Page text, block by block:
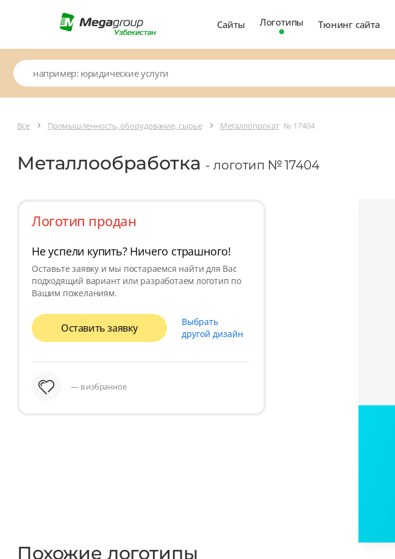
Сайты Логотипы Тюнинг сайта
Все Промышленность, оборудование, сырье Металлопрокат № 17404
Металлообработка - логотип № 17404
Логотип продан
Не успели купить? Ничего страшного!
Оставьте заявку и мы постараемся найти для Вас
подходящий вариант или разработаем логотип по
Вашим пожеланиям.
Оставить заявку
Выбрать
другой дизайн
— в избранное
Похожие логотипы